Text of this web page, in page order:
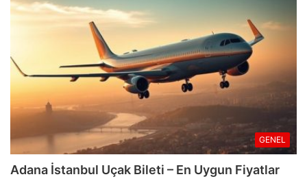
GENEL
Adana İstanbul Uçak Bileti – En Uygun Fiyatlar